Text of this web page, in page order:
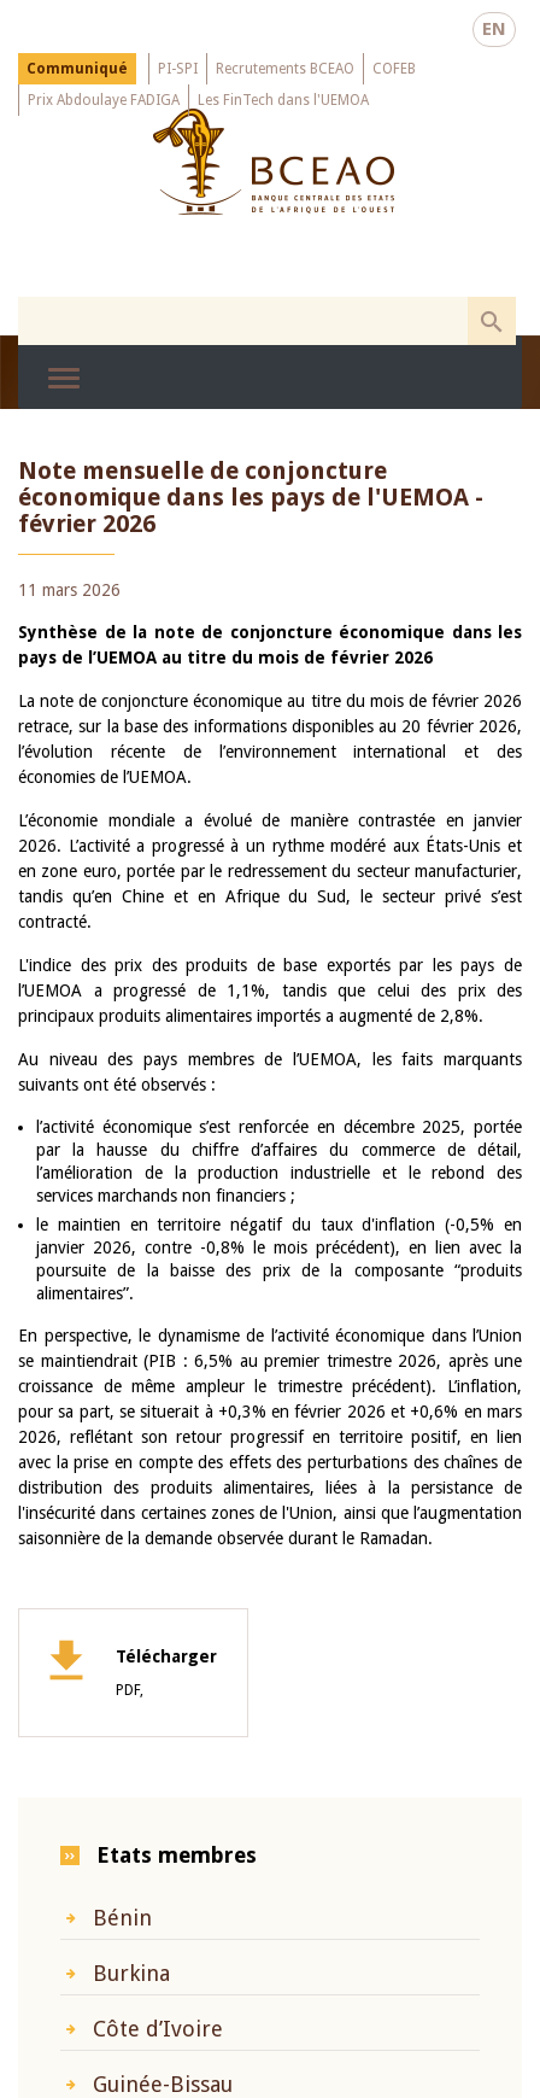
main
EN
Menu
Top
Communiqué PI-SPI Recrutements BCEAO
COFEB
Prix Abdoulaye FADIGA
Les FinTech dans l'UEMOA
Note mensuelle de conjoncture
économique dans les pays de l'UEMOA -
février 2026
11 mars 2026
Synthèse de la note de conjoncture économique dans les
pays de l’UEMOA au titre du mois de février 2026
La note de conjoncture économique au titre du mois de février 2026
retrace, sur la base des informations disponibles au 20 février 2026,
l’évolution récente de l’environnement international et des
économies de l’UEMOA.
L’économie mondiale a évolué de manière contrastée en janvier
2026. L’activité a progressé à un rythme modéré aux États-Unis et
en zone euro, portée par le redressement du secteur manufacturier,
tandis qu’en Chine et en Afrique du Sud, le secteur privé s’est
contracté.
L'indice des prix des produits de base exportés par les pays de
l’UEMOA a progressé de 1,1%, tandis que celui des prix des
principaux produits alimentaires importés a augmenté de 2,8%.
Au niveau des pays membres de l’UEMOA, les faits marquants
suivants ont été observés :
l’activité économique s’est renforcée en décembre 2025, portée
par la hausse du chiffre d’affaires du commerce de détail,
l’amélioration de la production industrielle et le rebond des
services marchands non financiers ;
le maintien en territoire négatif du taux d'inflation (-0,5% en
janvier 2026, contre -0,8% le mois précédent), en lien avec la
poursuite de la baisse des prix de la composante “produits
alimentaires”.
En perspective, le dynamisme de l’activité économique dans l’Union
se maintiendrait (PIB : 6,5% au premier trimestre 2026, après une
croissance de même ampleur le trimestre précédent). L’inflation,
pour sa part, se situerait à +0,3% en février 2026 et +0,6% en mars
2026, reflétant son retour progressif en territoire positif, en lien
avec la prise en compte des effets des perturbations des chaînes de
distribution des produits alimentaires, liées à la persistance de
l'insécurité dans certaines zones de l'Union, ainsi que l’augmentation
saisonnière de la demande observée durant le Ramadan.
Télécharger
PDF,
Etats membres
Bénin
Burkina
Côte d’Ivoire
Guinée-Bissau